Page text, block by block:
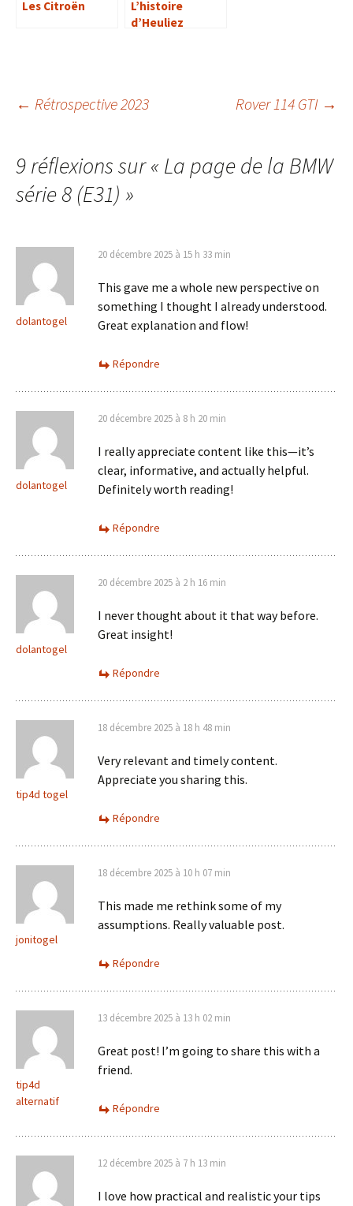
Les Citroën
L’histoire
d’Heuliez
Navigation
des
articles
← Rétrospective 2023 Rover 114 GTI →
9 réflexions sur « La page de la BMW
série 8 (E31) »
dolantogel
20 décembre 2025 à 15 h 33 min
This gave me a whole new perspective on
something I thought I already understood.
Great explanation and flow!
Répondre
dolantogel
20 décembre 2025 à 8 h 20 min
I really appreciate content like this—it’s
clear, informative, and actually helpful.
Definitely worth reading!
Répondre
dolantogel
20 décembre 2025 à 2 h 16 min
I never thought about it that way before.
Great insight!
Répondre
tip4d togel
18 décembre 2025 à 18 h 48 min
Very relevant and timely content.
Appreciate you sharing this.
Répondre
jonitogel
18 décembre 2025 à 10 h 07 min
This made me rethink some of my
assumptions. Really valuable post.
Répondre
tip4d
alternatif
13 décembre 2025 à 13 h 02 min
Great post! I’m going to share this with a
friend.
Répondre
12 décembre 2025 à 7 h 13 min
I love how practical and realistic your tips